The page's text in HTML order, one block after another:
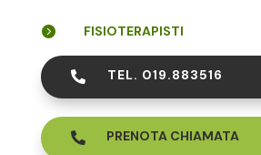
 FISIOTERAPISTI
 TEL. 019.883516
 PRENOTA CHIAMATA